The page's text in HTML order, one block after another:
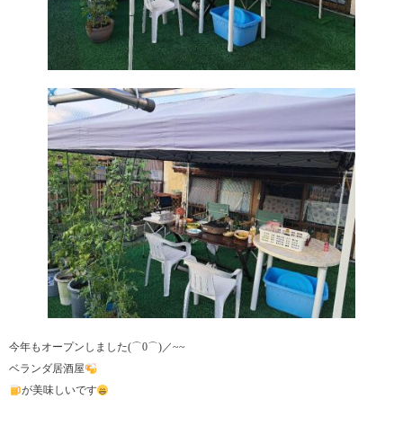
今年もオープンしました(⌒0⌒)／~~
ベランダ居酒屋
が美味しいです